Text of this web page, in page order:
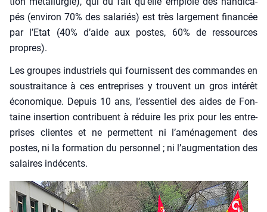
pés (envi­ron 70% des sala­riés) est très lar­ge­ment finan­cée
par l’Etat (40% d’aide aux postes, 60% de res­sources
propres).
Les groupes indus­triels qui four­nissent des com­mandes en
sous­trai­tance à ces entre­prises y trouvent un gros inté­rêt
éco­no­mique. Depuis 10 ans, l’essentiel des aides de Fon­
taine inser­tion contri­buent à réduire les prix pour les entre­
prises clientes et ne per­mettent ni l’aménagement des
postes, ni la for­ma­tion du per­son­nel ; ni l’augmentation des
salaires indé­cents.